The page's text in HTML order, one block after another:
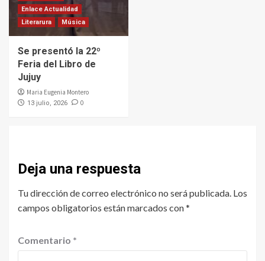
Enlace Actualidad
Literarura
Música
Se presentó la 22º
Feria del Libro de
Jujuy
Maria Eugenia Montero
13 julio, 2026 0
Deja una respuesta
Tu dirección de correo electrónico no será publicada. Los
campos obligatorios están marcados con*
Comentario *